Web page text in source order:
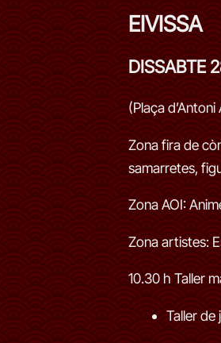
EIVISSA
DISSABTE
(Plaça
Zona fira de
samarretes,
Zona AOI:
Zona artistes:
10.30 h Taller
Taller de